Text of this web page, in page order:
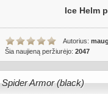
Ice Helm
Autorius:
Šia naujieną peržiurėjo: 2047
Spider Armor (black)